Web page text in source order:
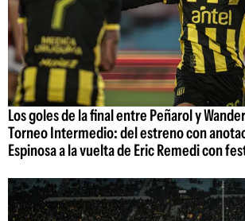
Los goles de la final entre Peñarol y
Torneo Intermedio: del estreno con
Espinosa a la vuelta de Eric Remedi con